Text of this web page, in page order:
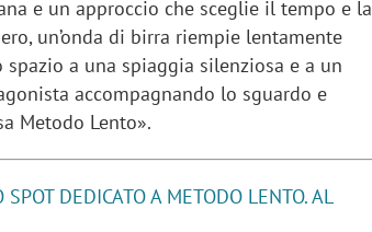
e un approccio che sceglie il tempo e la
un’onda di birra riempie lentamente
a una spiaggia silenziosa e a un
accompagnando lo sguardo e
Metodo Lento».
DEDICATO A METODO LENTO. AL